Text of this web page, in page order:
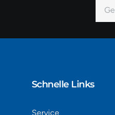
Mail
Schnelle Links
Service